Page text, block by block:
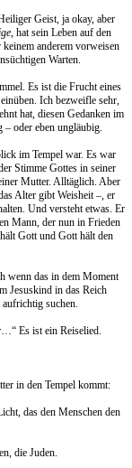
Geist, ja okay, aber
, hat sein Leben auf den
anderem vorweisen
Warten.
Es ist die Frucht eines
Ich bezweifle sehr,
hat, diesen Gedanken im
oder eben ungläubig.
im Tempel war. Es war
Stimme Gottes in seiner
Mutter. Alltäglich. Aber
Alter gibt Weisheit –, er
Und versteht etwas. Er
Mann, der nun in Frieden
Gott und Gott hält den
wenn das in dem Moment
Jesuskind in das Reich
suchen.
Es ist ein Reiselied.
in den Tempel kommt:
das den Menschen den
die Juden.